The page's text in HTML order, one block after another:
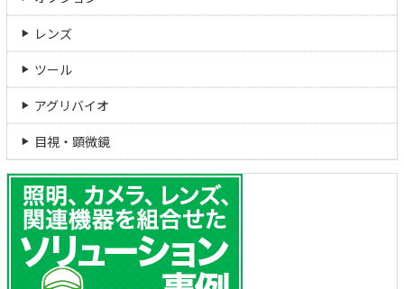
レンズ
ツール
アグリバイオ
目視・顕微鏡